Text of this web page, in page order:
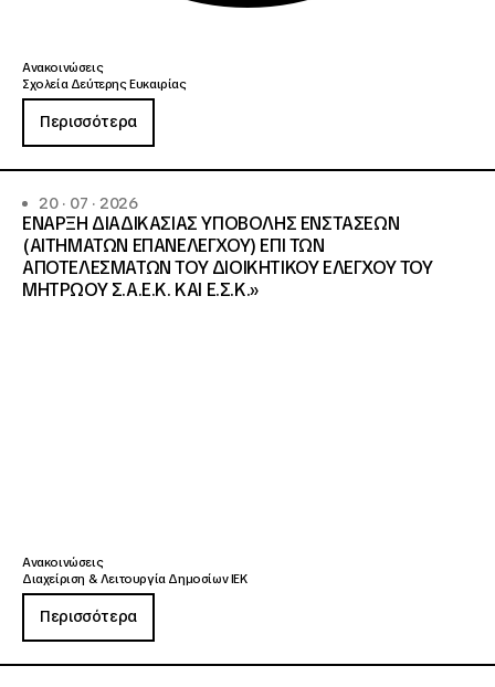
Ανακοινώσεις
Σχολεία Δεύτερης Ευκαιρίας
Περισσότερα
20 · 07 · 2026
ΕΝΑΡΞΗ ΔΙΑΔΙΚΑΣΙΑΣ ΥΠΟΒΟΛΗΣ ΕΝΣΤΑΣΕΩΝ
(ΑΙΤΗΜΑΤΩΝ ΕΠΑΝΕΛΕΓΧΟΥ) ΕΠΙ ΤΩΝ
ΑΠΟΤΕΛΕΣΜΑΤΩΝ ΤΟΥ ΔΙΟΙΚΗΤΙΚΟΥ ΕΛΕΓΧΟΥ ΤΟΥ
ΜΗΤΡΩΟΥ Σ.Α.Ε.Κ. ΚΑΙ Ε.Σ.Κ.»
Ανακοινώσεις
Διαχείριση & Λειτουργία Δημοσίων ΙΕΚ
Περισσότερα